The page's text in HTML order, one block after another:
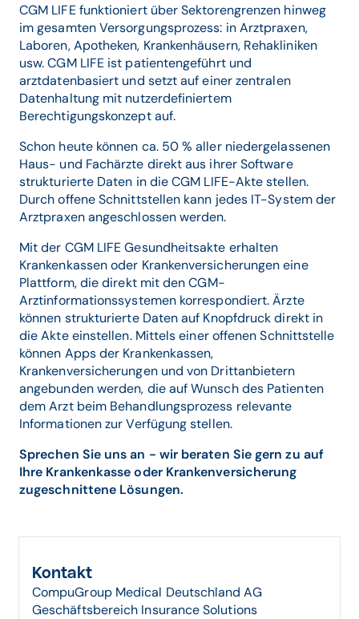
CGM LIFE funktioniert über Sektorengrenzen hinweg
im gesamten Versorgungsprozess: in Arztpraxen,
Laboren, Apotheken, Krankenhäusern, Rehakliniken
usw. CGM LIFE ist patientengeführt und
arztdatenbasiert und setzt auf einer zentralen
Datenhaltung mit nutzerdefiniertem
Berechtigungskonzept auf.
Schon heute können ca. 50 % aller niedergelassenen
Haus- und Fachärzte direkt aus ihrer Software
strukturierte Daten in die CGM LIFE-Akte stellen.
Durch offene Schnittstellen kann jedes IT-System der
Arztpraxen angeschlossen werden.
Mit der CGM LIFE Gesundheitsakte erhalten
Krankenkassen oder Krankenversicherungen eine
Plattform, die direkt mit den CGM-
Arztinformationssystemen korrespondiert. Ärzte
können strukturierte Daten auf Knopfdruck direkt in
die Akte einstellen. Mittels einer offenen Schnittstelle
können Apps der Krankenkassen,
Krankenversicherungen und von Drittanbietern
angebunden werden, die auf Wunsch des Patienten
dem Arzt beim Behandlungsprozess relevante
Informationen zur Verfügung stellen.
Sprechen Sie uns an - wir beraten Sie gern zu auf
Ihre Krankenkasse oder Krankenversicherung
zugeschnittene Lösungen.
Kontakt
CompuGroup Medical Deutschland AG
Geschäftsbereich Insurance Solutions